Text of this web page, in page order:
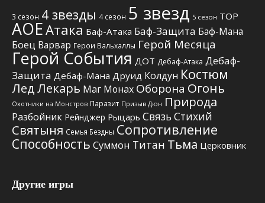
3 сезон 4 звезды 4 сезон 5 звезд 5 сезон TOP
АОЕАтака Баф-Атака Баф-Защита Баф-Мана
Боец Варвар Герои Вальхаллы Герой Месяца
Герой События ДОТ Дебаф-Атака Дебаф-
Защита Дебаф-Мана Друид Колдун Костюм
ЛедЛекарь Маг Монах Оборона Огонь
Охотники на Монстров Паразит Призыв Дюн Природа
Разбойник Рейнджер Рыцарь Связь Стихий
Святыня Семья Бездны Сопротивление
Способность Суммон Титан Тьма Церковник
Другие игры